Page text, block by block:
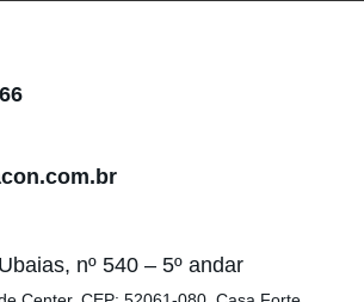
nº 540 – 5º andar